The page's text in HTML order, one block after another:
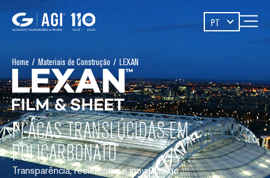
PT
Home / Materiais de Construção / LEXAN
PLACAS TRANSLÚCIDAS EM
POLICARBONATO
Transparência, resistência e inovação ao